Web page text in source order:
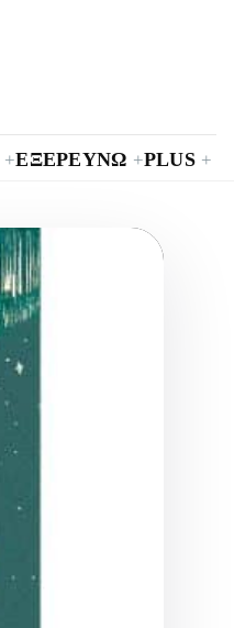
+ΕΞΕΡΕΥΝΩ +PLUS +